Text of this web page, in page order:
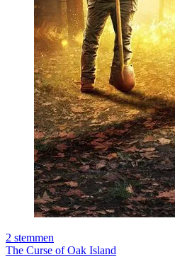
2 stemmen
The Curse of Oak Island